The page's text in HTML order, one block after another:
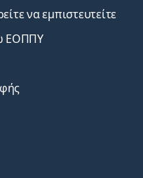
να εμπιστευτείτε
ΕΟΠΠΥ